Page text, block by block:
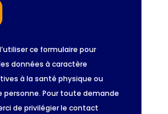
ce formulaire pour
données à caractère
à la santé physique ou
personne. Pour toute demande
de privilégier le contact